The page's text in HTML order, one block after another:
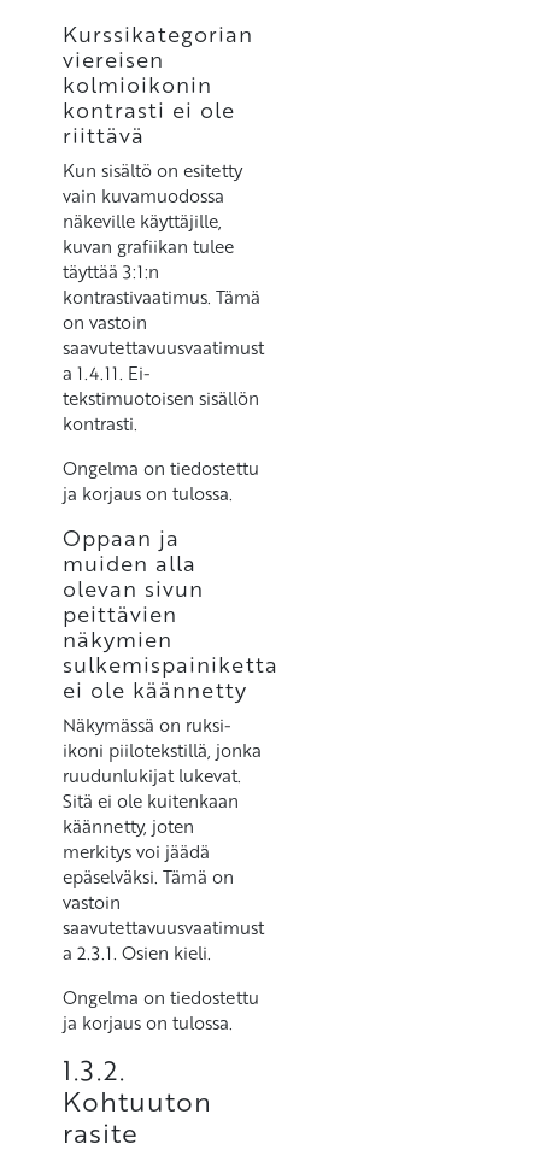
Kurssikategorian
viereisen
kolmioikonin
kontrasti ei ole
riittävä
Kun sisältö on esitetty
vain kuvamuodossa
näkeville käyttäjille,
kuvan grafiikan tulee
täyttää 3:1:n
kontrastivaatimus. Tämä
on vastoin
saavutettavuusvaatimust
a 1.4.11. Ei-
tekstimuotoisen sisällön
kontrasti.
Ongelma on tiedostettu
ja korjaus on tulossa.
Oppaan ja
muiden alla
olevan sivun
peittävien
näkymien
sulkemispainiketta
ei ole käännetty
Näkymässä on ruksi-
ikoni piilotekstillä, jonka
ruudunlukijat lukevat.
Sitä ei ole kuitenkaan
käännetty, joten
merkitys voi jäädä
epäselväksi. Tämä on
vastoin
saavutettavuusvaatimust
a 2.3.1. Osien kieli.
Ongelma on tiedostettu
ja korjaus on tulossa.
1.3.2.
Kohtuuton
rasite